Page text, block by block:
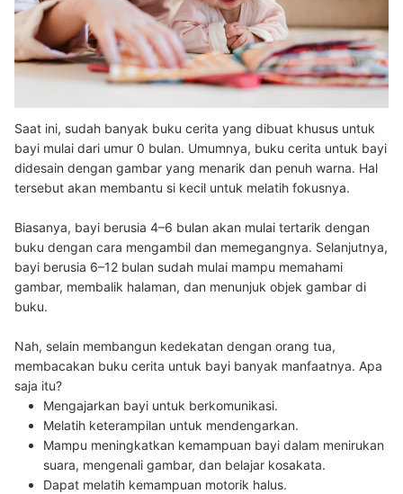
Saat ini, sudah banyak buku cerita yang dibuat khusus untuk
bayi mulai dari umur 0 bulan. Umumnya, buku cerita untuk bayi
didesain dengan gambar yang menarik dan penuh warna. Hal
tersebut akan membantu si kecil untuk melatih fokusnya.
Biasanya, bayi berusia 4–6 bulan akan mulai tertarik dengan
buku dengan cara mengambil dan memegangnya. Selanjutnya,
bayi berusia 6–12 bulan sudah mulai mampu memahami
gambar, membalik halaman, dan menunjuk objek gambar di
buku.
Nah, selain membangun kedekatan dengan orang tua,
membacakan buku cerita untuk bayi banyak manfaatnya. Apa
saja itu?
Mengajarkan bayi untuk berkomunikasi.
Melatih keterampilan untuk mendengarkan.
Mampu meningkatkan kemampuan bayi dalam menirukan
suara, mengenali gambar, dan belajar kosakata.
Dapat melatih kemampuan motorik halus.